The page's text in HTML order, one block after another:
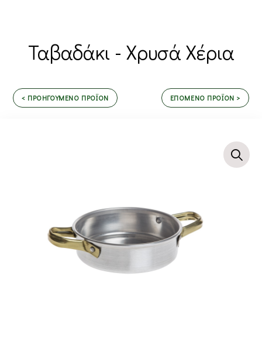
Ταβαδάκι - Χρυσά Χέρια
< ΠΡΟΗΓΟΥΜΕΝΟ ΠΡΟΪΟΝ ΕΠΟΜΕΝΟ ΠΡΟΪΟΝ >